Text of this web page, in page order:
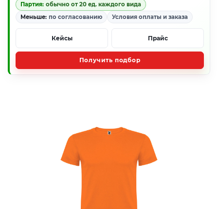
Партия: обычно от 20 ед. каждого вида
Меньше: по согласованию Условия оплаты и заказа
Кейсы Прайс
Получить подбор